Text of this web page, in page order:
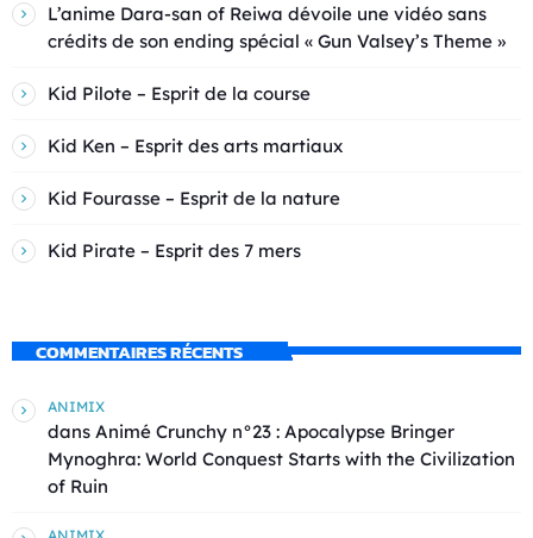
L’anime Dara-san of Reiwa dévoile une vidéo sans
crédits de son ending spécial « Gun Valsey’s Theme »
Kid Pilote – Esprit de la course
Kid Ken – Esprit des arts martiaux
Kid Fourasse – Esprit de la nature
Kid Pirate – Esprit des 7 mers
COMMENTAIRES RÉCENTS
ANIMIX
dans Animé Crunchy n°23 : Apocalypse Bringer
Mynoghra: World Conquest Starts with the Civilization
of Ruin